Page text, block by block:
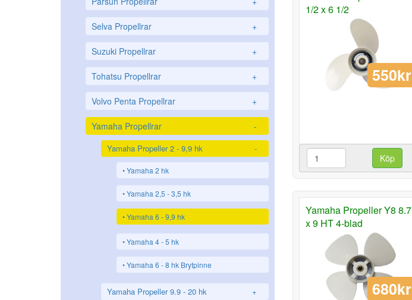
Selva Propellrar +
Suzuki Propellrar +
Tohatsu Propellrar +
Volvo Penta Propellrar +
Yamaha Propellrar -
Yamaha Propeller 2 - 9,9 hk -
Yamaha 2 hk
Yamaha 2,5 - 3,5 hk
Yamaha 6 - 9,9 hk
Yamaha 4 - 5 hk
Yamaha 6 - 8 hk Brytpinne
Yamaha Propeller 9.9 - 20 hk +
1/2 x 6 1/2
550kr
Köp
Yamaha Propeller Y8 8.7
x 9 HT 4-blad
680kr